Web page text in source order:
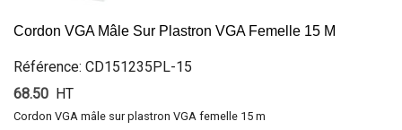
Cordon VGA Mâle Sur Plastron VGA Femelle 15 M
Référence: CD151235PL-15
68.50 HT
Cordon VGA mâle sur plastron VGA femelle 15 m